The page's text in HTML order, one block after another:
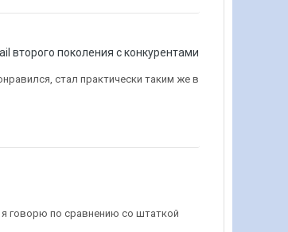
второго поколения с конкурентами
стал практически таким же в
говорю по сравнению со штаткой